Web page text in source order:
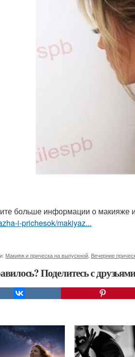
больше информации о макияже
i-prichesok/makiyaz...
Макияж и прическа на выпускной Вечерние
Поделитесь с